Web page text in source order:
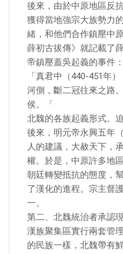
後來，由於中原地區反
獲得當地強宗大族勢力
緒，和他們合作鎮壓中
薛初古拔傳》就記載了
帝鎮壓蓋吳起義的事件：
「真君中（440-451年
河側，斷二冠往來之路
侯。「
北魏的各族起義形式。
後來，明元帝永興五年
人的建議，大赦天下，
權。於是，中原許多地
朝廷轉變抵抗的態度，
了漢化的進程。宗主督
一。
第二、北魏統治者承認
漢族聚集區實行兩套管
的民族一樣，北魏帶有